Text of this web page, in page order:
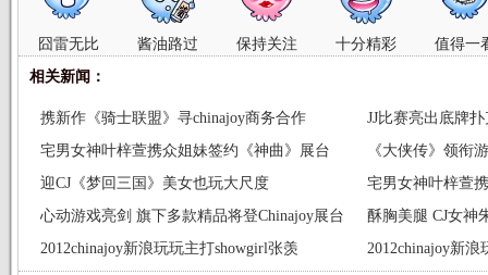
囧雷无比 酱油路过 保持关注 十分精彩 值得一
相关新闻：
携新作《骑士联盟》寻chinajoy商务合作
JJ比赛亮出底牌
宅男女神叶梓萱携众姐妹签约《神曲》展台
《大侠传》领衔
迎CJ《梦回三国》美女也玩大尺度
宅男女神叶梓萱
心动游戏亮剑 旗下多款精品将登Chinajoy展台
酥胸美腿 CJ女神
2012chinajoy新浪玩玩主打showgirl张羡
2012chinajoy新